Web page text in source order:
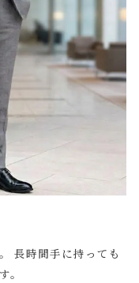
長時間手に持っても
。